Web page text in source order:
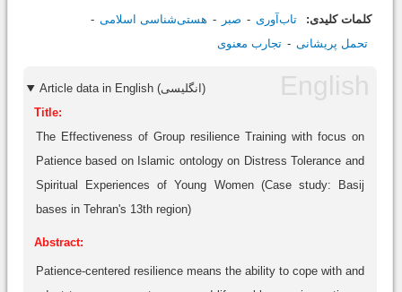
کلمات کلیدی: تاب‌آوری صبر
هستی‌شناسی اسلامی
تحمل پریشانی
تجارب معنوی
Article data in English (انگلیسی)
Title:
The Effectiveness of Group resilience Training with focus on
Patience based on Islamic ontology on Distress Tolerance and
Spiritual Experiences of Young Women (Case study: Basij
bases in Tehran's 13th region)
Abstract:
Patience-centered resilience means the ability to cope with and